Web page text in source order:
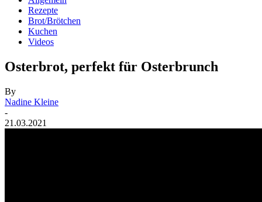
Rezepte
Brot/Brötchen
Kuchen
Videos
Osterbrot, perfekt für Osterbrunch
By
Nadine Kleine
-
21.03.2021